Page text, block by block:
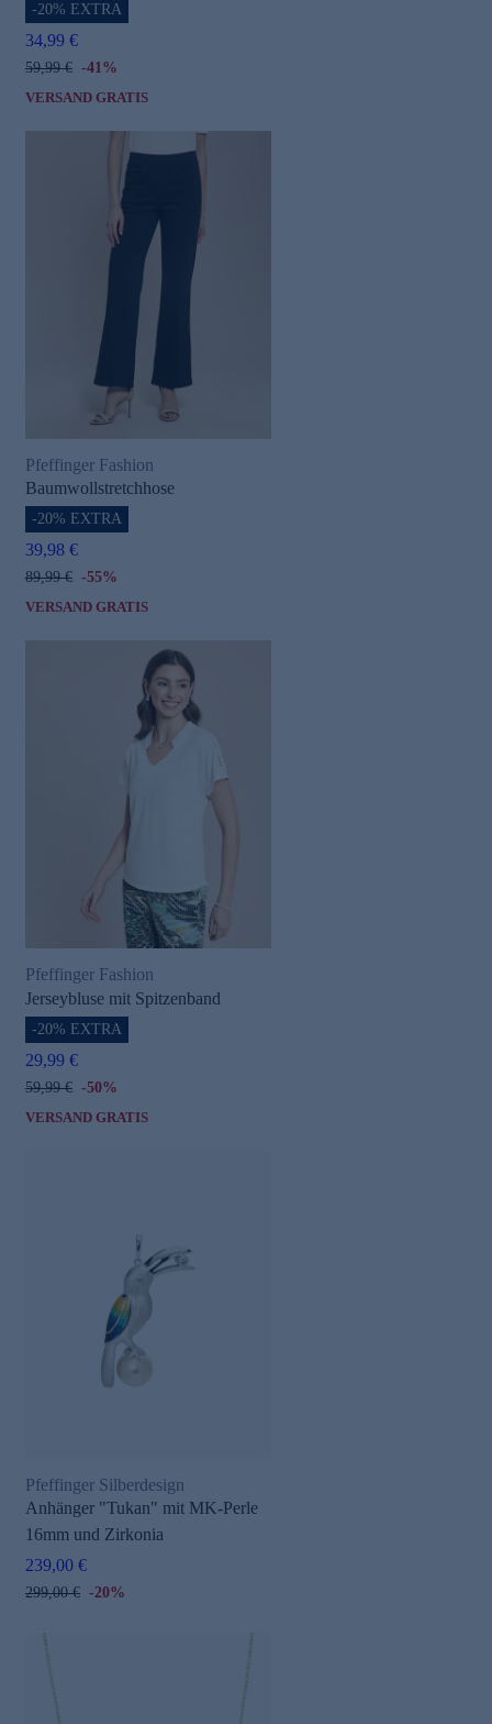
-20% EXTRA
34,99 €
59,99 € -41%
VERSAND GRATIS
Pfeffinger Fashion
Baumwollstretchhose
-20% EXTRA
39,98 €
89,99 € -55%
VERSAND GRATIS
Pfeffinger Fashion
Jerseybluse mit Spitzenband
-20% EXTRA
29,99 €
59,99 € -50%
VERSAND GRATIS
Pfeffinger Silberdesign
Anhänger "Tukan" mit MK-Perle
16mm und Zirkonia
239,00 €
299,00 € -20%